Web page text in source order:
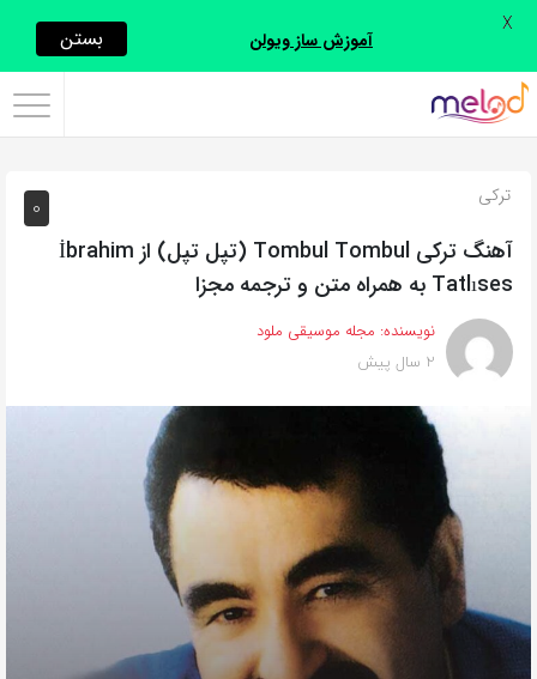
اشتراک
با
از
روش‌های
زیر
این
صفحه
اشتراک
بگذارید.
0 ترکی
آهنگ ترکی Tombul Tombul (تپل تپل) از İbrahim
Tatlıses به همراه متن و ترجمه مجزا
نویسنده: مجله موسیقی ملود
2 سال پیش
آموزش ساز ویولن بستن X